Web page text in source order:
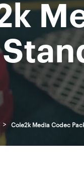
> Cole2k Media Codec